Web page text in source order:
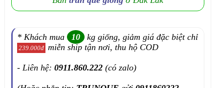
* Khách mua 10 kg giống, giảm giá đặc biệt chỉ
239.000đ miễn ship tận nơi, thu hộ COD
- Liên hệ:0911.860.222 (có zalo)